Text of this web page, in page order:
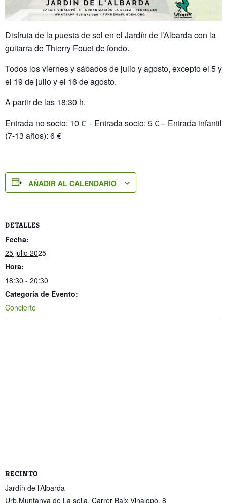
Disfruta de la puesta de sol en el Jardín de l’Albarda con la
guitarra de Thierry Fouet de fondo.
Todos los viernes y sábados de julio y agosto, excepto el 5 y
el 19 de julio y el 16 de agosto.
A partir de las 18:30 h.
Entrada no socio: 10 € – Entrada socio: 5 € – Entrada infantil
(7-13 años): 6 €
AÑADIR AL CALENDARIO
DETALLES
Fecha:
25 julio 2025
Hora:
18:30 - 20:30
Categoría de Evento:
Concierto
RECINTO
Jardín de l’Albarda
Urb.Muntanya de La sella, Carrer Baix Vinalopò, 8